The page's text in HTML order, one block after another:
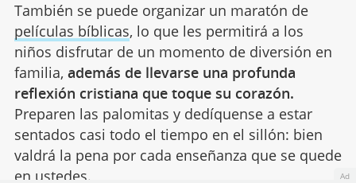
También se puede organizar un maratón de
películas bíblicas, lo que les permitirá a los
niños disfrutar de un momento de diversión en
familia, además de llevarse una profunda
reflexión cristiana que toque su corazón.
Preparen las palomitas y dedíquense a estar
sentados casi todo el tiempo en el sillón: bien
valdrá la pena por cada enseñanza que se quede
en ustedes.
Ad